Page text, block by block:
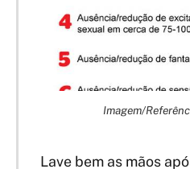
Imagem/
Lave bem as mãos